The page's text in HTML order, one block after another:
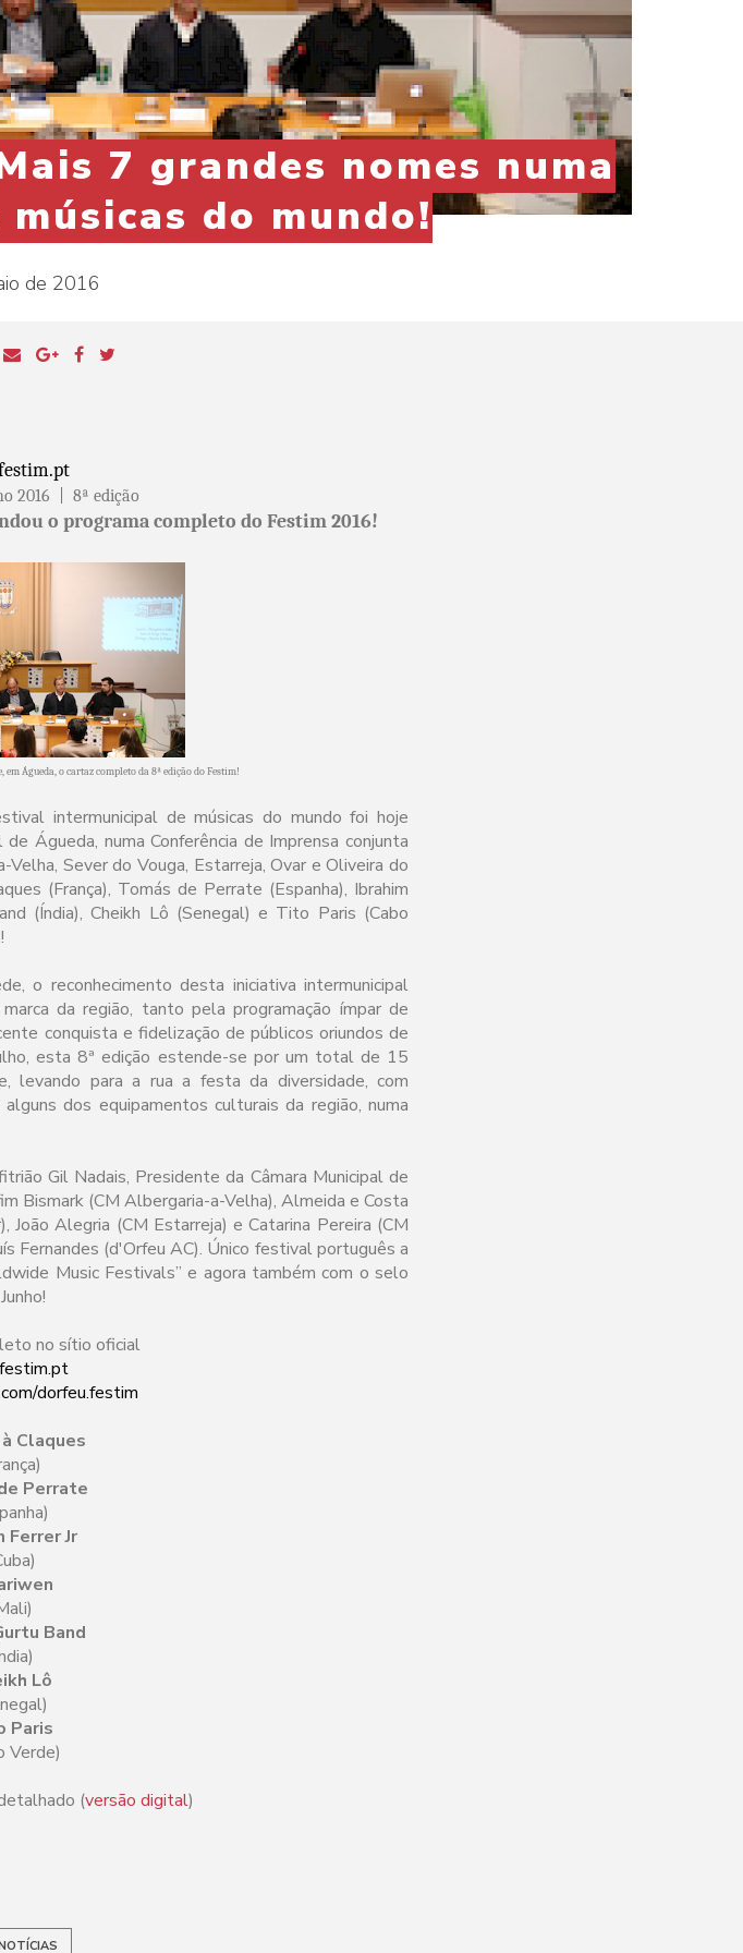
7 grandes nomes numa
do mundo!
de 2016
2016 | 8ª edição
o programa completo do Festim 2016!
Águeda, o cartaz completo da 8ª edição do Festim!
intermunicipal de músicas do mundo foi hoje
Águeda, numa Conferência de Imprensa conjunta
Sever do Vouga, Estarreja, Ovar e Oliveira do
(França), Tomás de Perrate (Espanha), Ibrahim
(Índia), Cheikh Lô (Senegal) e Tito Paris (Cabo
o reconhecimento desta iniciativa intermunicipal
da região, tanto pela programação ímpar de
conquista e fidelização de públicos oriundos de
esta 8ª edição estende-se por um total de 15
levando para a rua a festa da diversidade, com
dos equipamentos culturais da região, numa
Gil Nadais, Presidente da Câmara Municipal de
Bismark (CM Albergaria-a-Velha), Almeida e Costa
João Alegria (CM Estarreja) e Catarina Pereira (CM
Fernandes (d'Orfeu AC). Único festival português a
Music Festivals” e agora também com o selo
no sítio oficial
dorfeu.festim
Claques
Perrate
Ferrer Jr
Band
Lô
Paris
Verde)
(versão digital)